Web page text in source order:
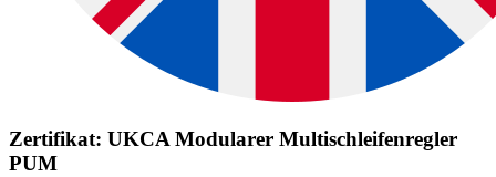
Zertifikat: UKCA Modularer Multischleifenregler
PUM